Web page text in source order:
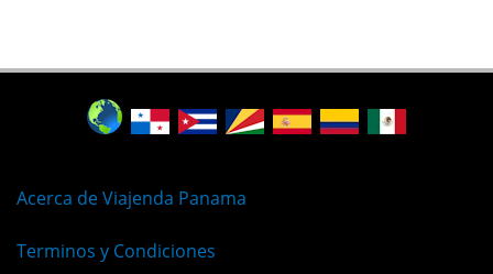
Acerca de Viajenda Panama
Terminos y Condiciones